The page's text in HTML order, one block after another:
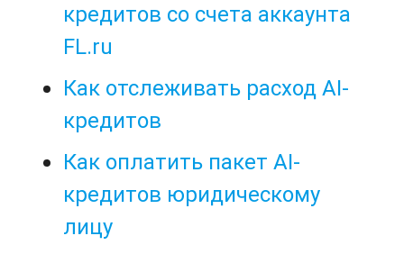
кредитов со счета аккаунта
FL.ru
Как отслеживать расход AI-
кредитов
Как оплатить пакет AI-
кредитов юридическому
лицу